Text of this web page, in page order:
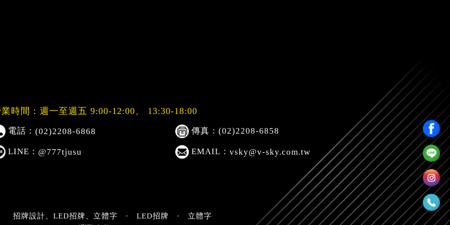
時間：週一至週五 9:00-12:00、 13:30-18:00
電話： (02)2208-6868 傳真：(02)2208-6858
LINE： @777tjusu EMAIL： vsky@v-sky.com.tw
招牌設計、LED招牌、立體字 · LED招牌 · 立體字